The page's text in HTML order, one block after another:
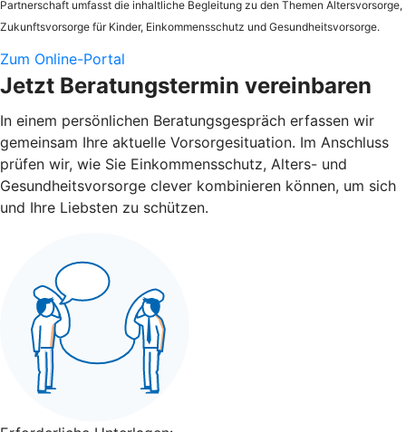
Partnerschaft umfasst die inhaltliche Begleitung zu den Themen Altersvorsorge,
Zukunftsvorsorge für Kinder, Einkommensschutz und Gesundheitsvorsorge.
Zum Online-Portal
Jetzt Beratungstermin vereinbaren
In einem persönlichen Beratungsgespräch erfassen wir
gemeinsam Ihre aktuelle Vorsorgesituation. Im Anschluss
prüfen wir, wie Sie Einkommensschutz, Alters- und
Gesundheitsvorsorge clever kombinieren können, um sich
und Ihre Liebsten zu schützen.